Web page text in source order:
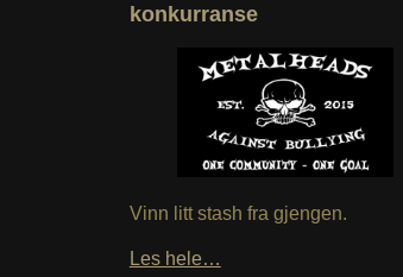
konkurranse
Vinn litt stash fra gjengen.
Les hele…